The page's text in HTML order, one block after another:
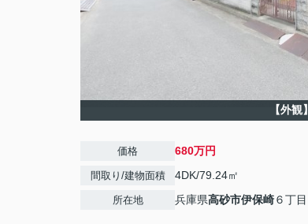
【外観】
価格 680万円
間取り/建物面積 4DK/79.24㎡
所在地 兵庫県高砂市伊保崎６丁目